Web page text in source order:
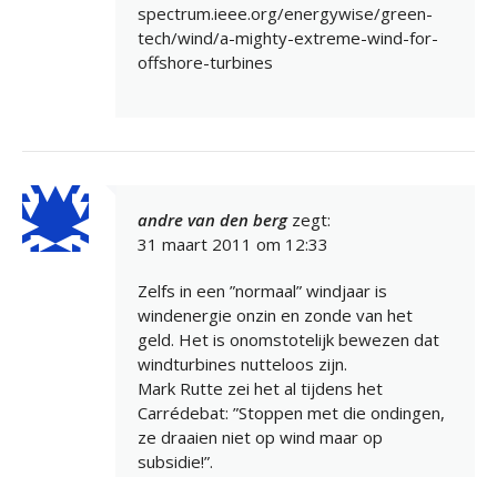
spectrum.ieee.org/energywise/green-
tech/wind/a-mighty-extreme-wind-for-
offshore-turbines
andre van den berg zegt:
31 maart 2011 om 12:33
Zelfs in een ”normaal” windjaar is
windenergie onzin en zonde van het
geld. Het is onomstotelijk bewezen dat
windturbines nutteloos zijn.
Mark Rutte zei het al tijdens het
Carrédebat: ”Stoppen met die ondingen,
ze draaien niet op wind maar op
subsidie!”.